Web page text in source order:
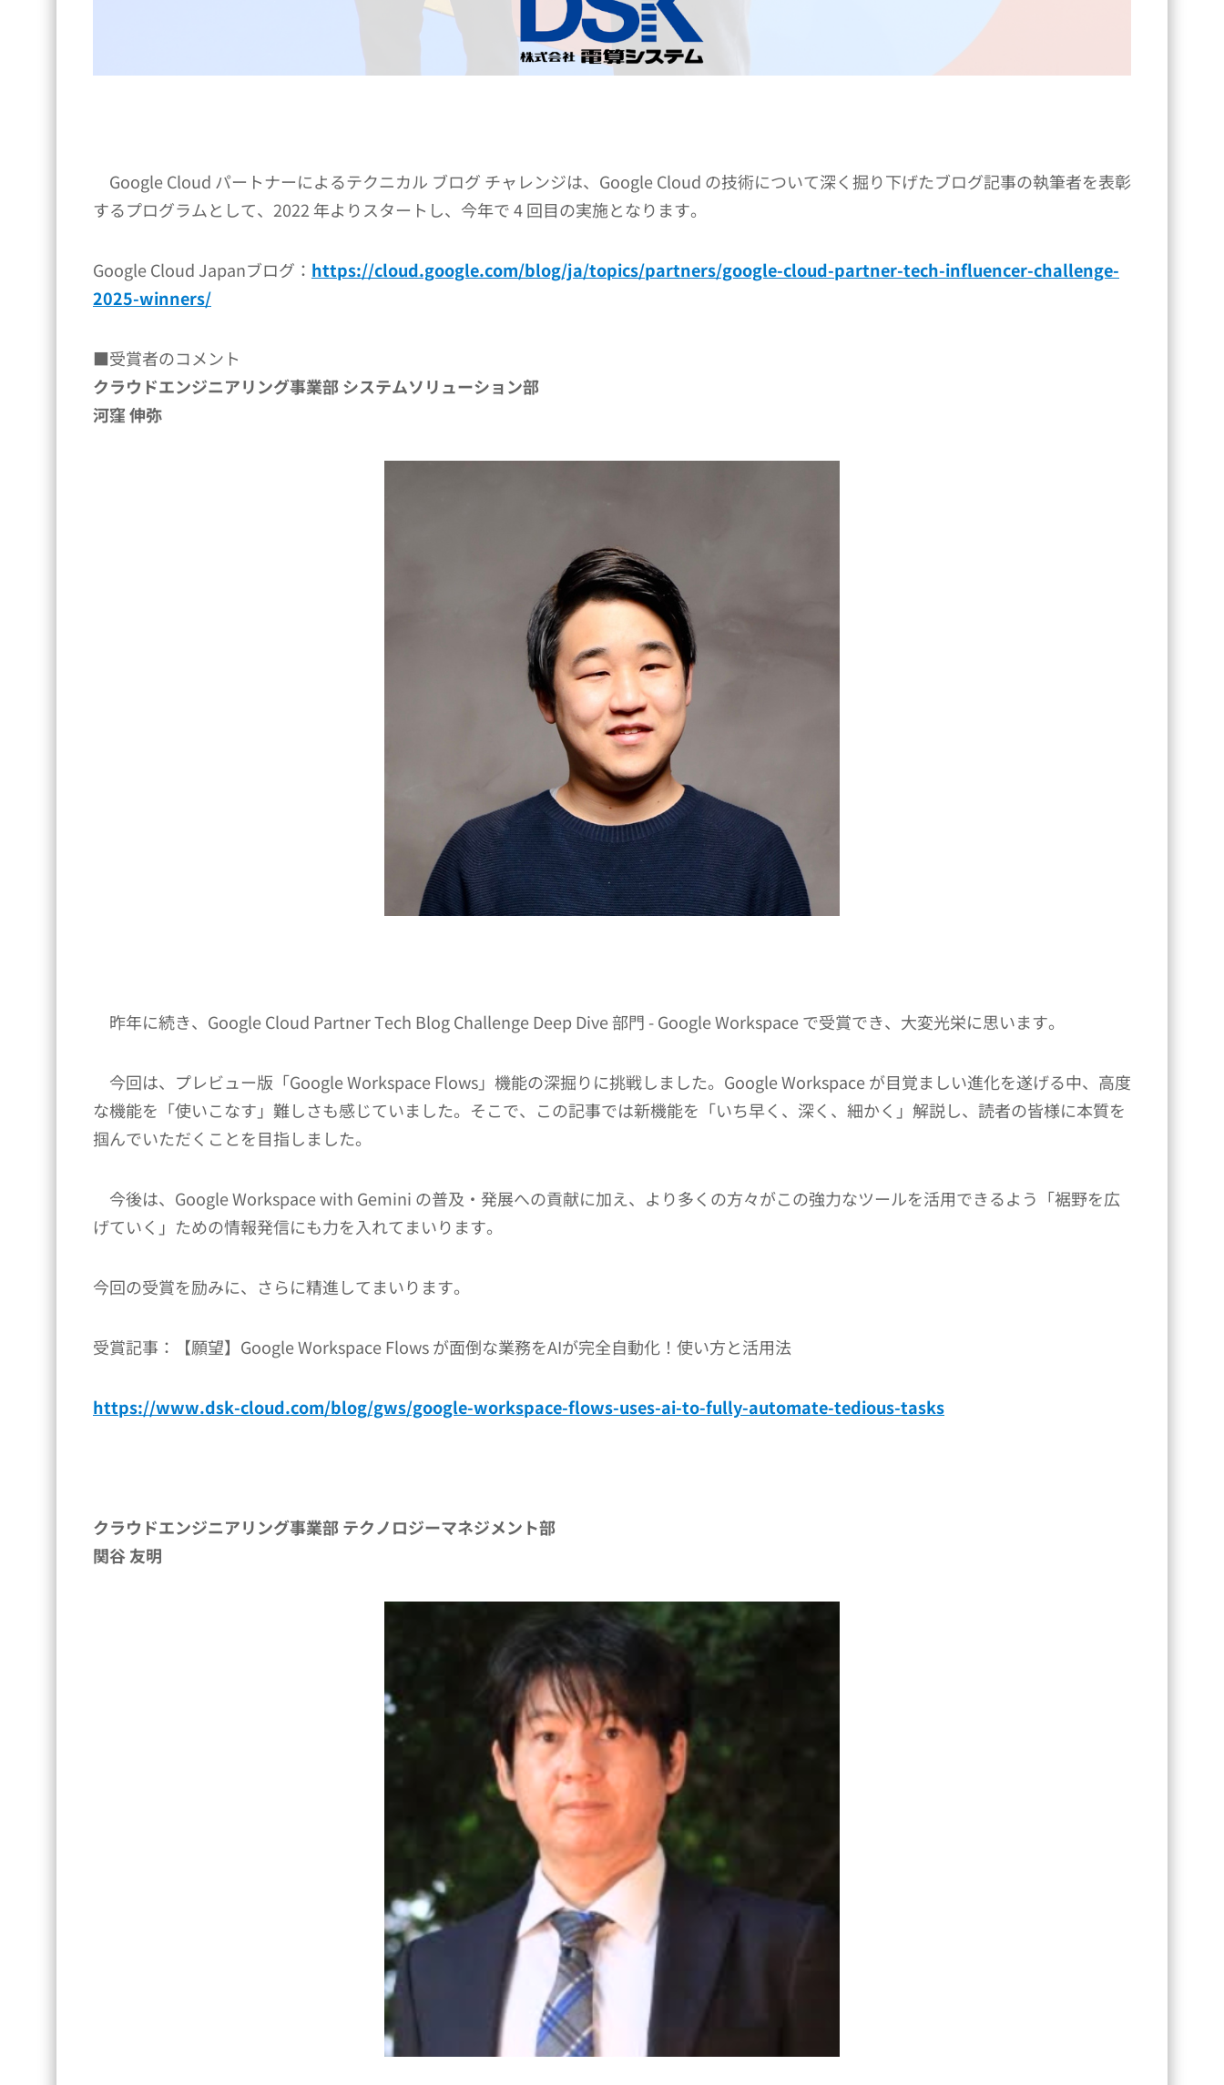
Google Cloud パートナーによるテクニカル ブログ チャレンジは、Google Cloud の技術について深く掘り下げたブログ記事の執筆者を表彰
するプログラムとして、2022 年よりスタートし、今年で 4 回目の実施となります。
Google Cloud Japanブログ： https://cloud.google.com/blog/ja/topics/partners/google-cloud-partner-tech-influencer-challenge-
2025-winners/
■受賞者のコメント
クラウドエンジニアリング事業部 システムソリューション部
河窪 伸弥
昨年に続き、Google Cloud Partner Tech Blog Challenge Deep Dive 部門 - Google Workspace で受賞でき、大変光栄に思います。
今回は、プレビュー版「Google Workspace Flows」機能の深掘りに挑戦しました。Google Workspace が目覚ましい進化を遂げる中、高度
な機能を「使いこなす」難しさも感じていました。そこで、この記事では新機能を「いち早く、深く、細かく」解説し、読者の皆様に本質を
掴んでいただくことを目指しました。
今後は、Google Workspace with Gemini の普及・発展への貢献に加え、より多くの方々がこの強力なツールを活用できるよう「裾野を広
げていく」ための情報発信にも力を入れてまいります。
今回の受賞を励みに、さらに精進してまいります。
受賞記事：【願望】Google Workspace Flows が面倒な業務をAIが完全自動化！使い方と活用法
https://www.dsk-cloud.com/blog/gws/google-workspace-flows-uses-ai-to-fully-automate-tedious-tasks
クラウドエンジニアリング事業部 テクノロジーマネジメント部
関谷 友明